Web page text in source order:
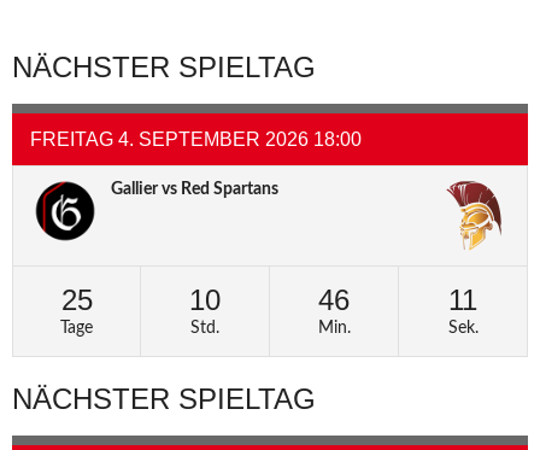
NÄCHSTER SPIELTAG
FREITAG 4. SEPTEMBER 2026 18:00
Gallier vs Red Spartans
25
Tage
10
Std.
46
Min.
11
Sek.
NÄCHSTER SPIELTAG